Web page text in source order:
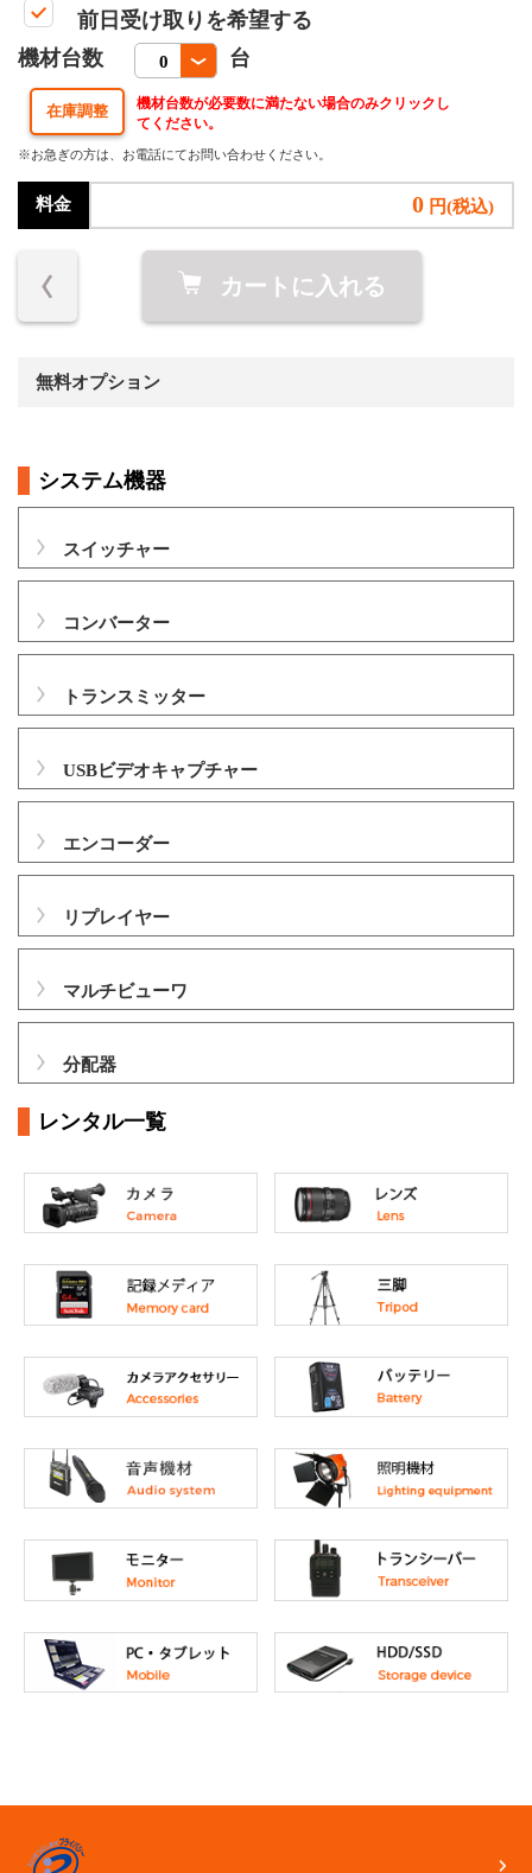
前日受け取りを希望する
機材台数
台
機材台数が必要数に満たない場合のみクリックし
てください。
※お急ぎの方は、お電話にてお問い合わせください。
料金 0 円(税込)
カートに入れる
無料オプション
システム機器
スイッチャー
コンバーター
トランスミッター
USBビデオキャプチャー
エンコーダー
リプレイヤー
マルチビューワ
分配器
レンタル一覧